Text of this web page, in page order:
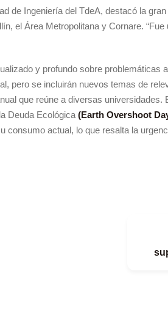
de Ingeniería del TdeA, destacó la
el Área Metropolitana y Cornare.
y profundo sobre
pero se incluirán nuevos temas de
que reúne a diversas
Deuda Ecológica (Earth Overshoot
actual, lo que resalta la